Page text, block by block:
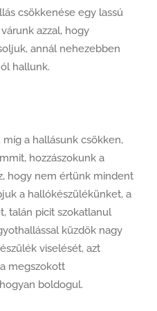
csökkenése egy lassú
azzal, hogy
annál nehezebben
hallunk.
míg a hallásunk csökken,
hozzászokunk a
hogy nem értünk mindent
a hallókészülékünket, a
talán picit szokatlanul
küzdők nagy
viselését, azt
megszokott
boldogul.